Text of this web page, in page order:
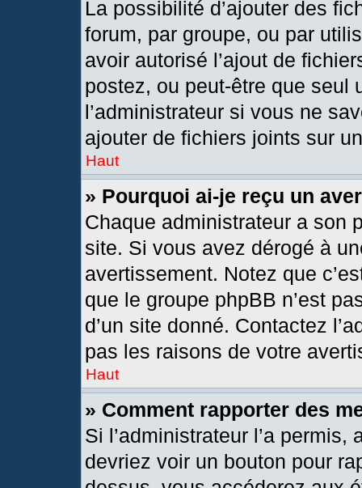
La possibilité d’ajouter des
forum, par groupe, ou par
avoir autorisé l’ajout de
postez, ou peut-être que seul
l’administrateur si vous ne
ajouter de fichiers joints sur
Haut
» Pourquoi ai-je reçu un
Chaque administrateur a son
site. Si vous avez dérogé à
avertissement. Notez que
que le groupe phpBB n’est
d’un site donné. Contactez
pas les raisons de votre
Haut
» Comment rapporter des
Si l’administrateur l’a
devriez voir un bouton pour